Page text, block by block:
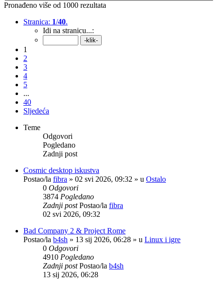
Pronađeno više od 1000 rezultata
Stranica: 1/40.
Idi na stranicu...:
1
2
3
4
5
...
40
Sljedeća
Teme
Odgovori
Pogledano
Zadnji post
Cosmic desktop iskustva
Postao/la fibra » 02 svi 2026, 09:32 » u Ostalo
0 Odgovori
3874 Pogledano
Zadnji postPostao/la fibra
02 svi 2026, 09:32
Bad Company 2 & Project Rome
Postao/la b4sh » 13 sij 2026, 06:28 » u Linux i igre
0 Odgovori
4910 Pogledano
Zadnji postPostao/la b4sh
13 sij 2026, 06:28